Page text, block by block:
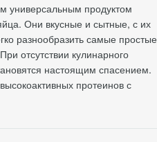
универсальным продуктом
Они вкусные и сытные, с их
разнообразить самые простые
отсутствии кулинарного
настоящим спасением.
протеинов с